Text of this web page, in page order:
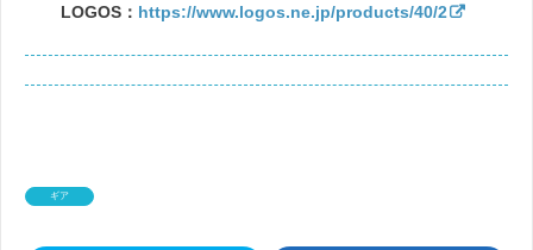
LOGOS： https://www.logos.ne.jp/products/40/2
ギア